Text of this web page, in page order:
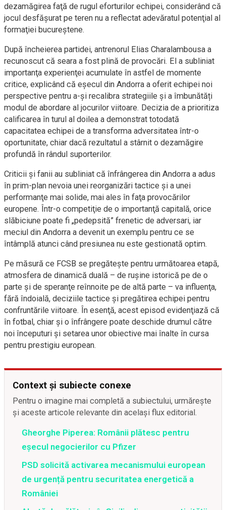
dezamăgirea faţă de rugul eforturilor echipei, considerând că
jocul desfăşurat pe teren nu a reflectat adevăratul potenţial al
formaţiei bucureştene.
După încheierea partidei, antrenorul Elias Charalambousa a
recunoscut că seara a fost plină de provocări. El a subliniat
importanţa experienţei acumulate în astfel de momente
critice, explicând că eșecul din Andorra a oferit echipei noi
perspective pentru a-şi recalibra strategiile și a îmbunătăți
modul de abordare al jocurilor viitoare. Decizia de a prioritiza
calificarea în turul al doilea a demonstrat totodată
capacitatea echipei de a transforma adversitatea într-o
oportunitate, chiar dacă rezultatul a stârnit o dezamăgire
profundă în rândul suporterilor.
Criticii și fanii au subliniat că înfrângerea din Andorra a adus
în prim-plan nevoia unei reorganizări tactice și a unei
performanţe mai solide, mai ales în faţa provocărilor
europene. Într-o competiţie de o importanţă capitală, orice
slăbiciune poate fi „pedepsită” frenetic de adversari, iar
meciul din Andorra a devenit un exemplu pentru ce se
întâmplă atunci când presiunea nu este gestionată optim.
Pe măsură ce FCSB se pregăteşte pentru următoarea etapă,
atmosfera de dinamică duală – de rușine istorică pe de o
parte și de speranţe reînnoite pe de altă parte – va influenţa,
fără îndoială, deciziile tactice și pregătirea echipei pentru
confruntările viitoare. În esenţă, acest episod evidenţiază că
în fotbal, chiar şi o înfrângere poate deschide drumul către
noi începuturi şi setarea unor obiective mai înalte în cursa
pentru prestigiu european.
Context și subiecte conexe
Pentru o imagine mai completă a subiectului, urmărește
și aceste articole relevante din același flux editorial.
Gheorghe Piperea: Românii plătesc pentru
eșecul negocierilor cu Pfizer
PSD solicită activarea mecanismului european
de urgență pentru securitatea energetică a
României